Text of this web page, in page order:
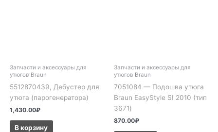
Запчасти и аксессуары для
утюгов Braun
5512870439, Дебустер для
утюга (парогенератора)
1,430.00₽
В корзину
Запчасти и аксессуары для
утюгов Braun
7051084 — Подошва утюга
Braun EasyStyle SI 2010 (тип
3671)
870.00₽